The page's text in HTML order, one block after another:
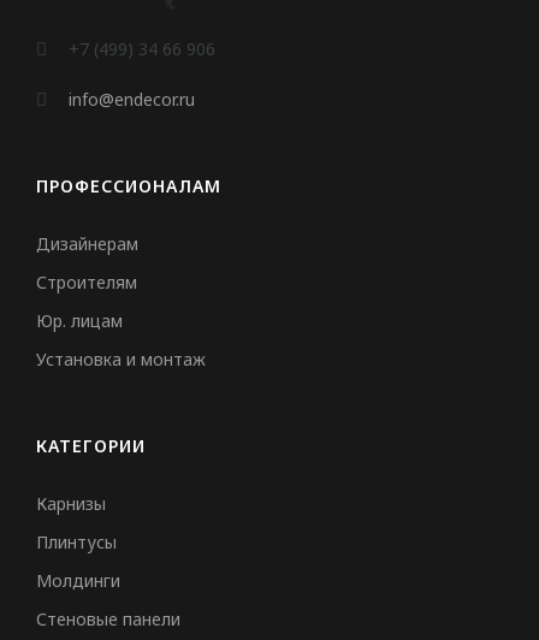
СВЕТИЛЬНИКИ
Подвесные
Трековые
Встраиваемые
Настенные
Шинопровод
Блоки питания
Профили для LED
+7 (499) 34 66 906
info@endecor.ru
ПРОФЕССИОНАЛАМ
Дизайнерам
Строителям
Юр. лицам
Установка и монтаж
КАТЕГОРИИ
Карнизы
Плинтусы
Молдинги
Стеновые панели